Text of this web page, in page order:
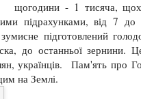
щогодини - 1 тисяча,
підрахунками, від 7 до
підготовлений
до останньої зернини.
українців. Пам'ять про
на Землі.